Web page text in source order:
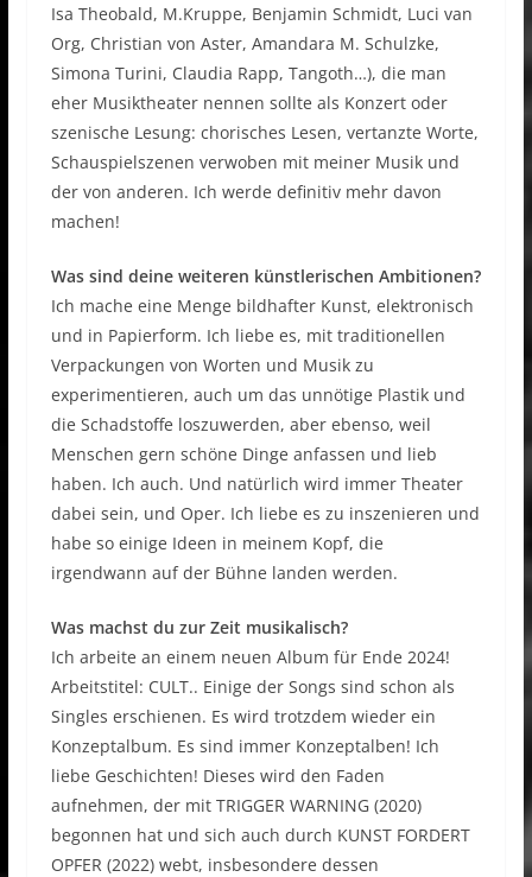
Isa Theobald, M.Kruppe, Benjamin Schmidt, Luci van
Org, Christian von Aster, Amandara M. Schulzke,
Simona Turini, Claudia Rapp, Tangoth…), die man
eher Musiktheater nennen sollte als Konzert oder
szenische Lesung: chorisches Lesen, vertanzte Worte,
Schauspielszenen verwoben mit meiner Musik und
der von anderen. Ich werde definitiv mehr davon
machen!
Was sind deine weiteren künstlerischen Ambitionen?
Ich mache eine Menge bildhafter Kunst, elektronisch
und in Papierform. Ich liebe es, mit traditionellen
Verpackungen von Worten und Musik zu
experimentieren, auch um das unnötige Plastik und
die Schadstoffe loszuwerden, aber ebenso, weil
Menschen gern schöne Dinge anfassen und lieb
haben. Ich auch. Und natürlich wird immer Theater
dabei sein, und Oper. Ich liebe es zu inszenieren und
habe so einige Ideen in meinem Kopf, die
irgendwann auf der Bühne landen werden.
Was machst du zur Zeit musikalisch?
Ich arbeite an einem neuen Album für Ende 2024!
Arbeitstitel: CULT.. Einige der Songs sind schon als
Singles erschienen. Es wird trotzdem wieder ein
Konzeptalbum. Es sind immer Konzeptalben! Ich
liebe Geschichten! Dieses wird den Faden
aufnehmen, der mit TRIGGER WARNING (2020)
begonnen hat und sich auch durch KUNST FORDERT
OPFER (2022) webt, insbesondere dessen